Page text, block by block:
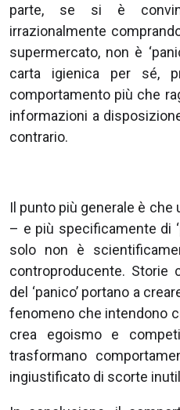
parte, se si è
irrazionalmente
supermercato, non è
carta igienica per sé,
comportamento più che
informazioni a
contrario.
Il punto più generale è che
– e più specificamente di
solo non è
controproducente. Storie
del ‘panico’ portano a
fenomeno che intendono
crea egoismo e
trasformano
ingiustificato di scorte